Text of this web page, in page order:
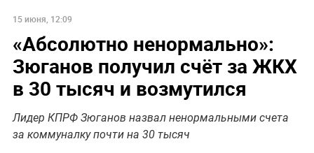
15 июня, 12:09
«Абсолютно ненормально»:
Зюганов получил счёт за ЖКХ
в 30 тысяч и возмутился
Лидер КПРФ Зюганов назвал ненормальными счета
за коммуналку почти на 30 тысяч